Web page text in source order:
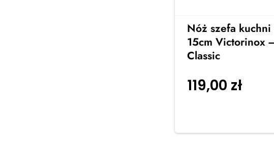
Nóż szefa kuchni
15cm Victorinox
Classic
119,00 zł